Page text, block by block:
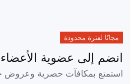
مجانًا لفترة محدودة
انضم إلى عضوية
استمتع بمكافآت حصرية وعروض